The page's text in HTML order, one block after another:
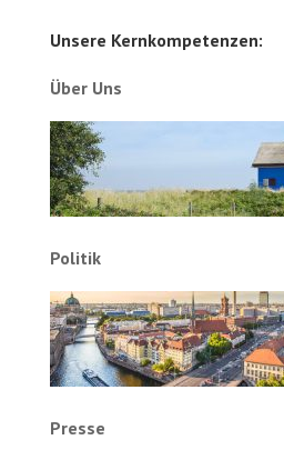
Unsere Kernkompetenzen:
Über Uns
Politik
Presse